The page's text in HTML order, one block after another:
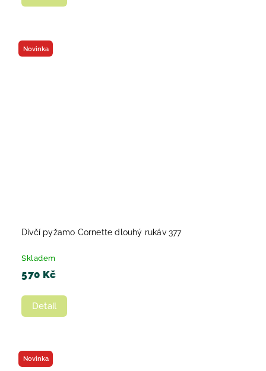
Novinka
Dívčí pyžamo Cornette dlouhý rukáv 377
Skladem
570 Kč
Detail
Novinka